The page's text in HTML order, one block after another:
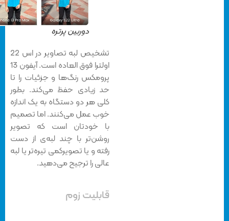
دوربین پرتره
تشخیص لبه تصاویر در اس 22
اولترا فوق العاده است. آیفون 13
پرومکس رنگ‌ها و جزئیات را تا
حد زیادی حفظ می‌کند. بطور
کلی هر دو دستگاه به یک اندازه
خوب عمل می‌کنند. اما تصمیم
با خودتان است که تصویر
روشن‌تر با چند لبه‌ی از دست
رفته و یا تصویرکمی تیره‌تر یا لبه
عالی را ترجیح می‌دهید.
قابلیت زوم